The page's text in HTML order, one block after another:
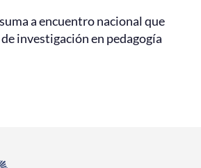
a encuentro nacional que
investigación en pedagogía